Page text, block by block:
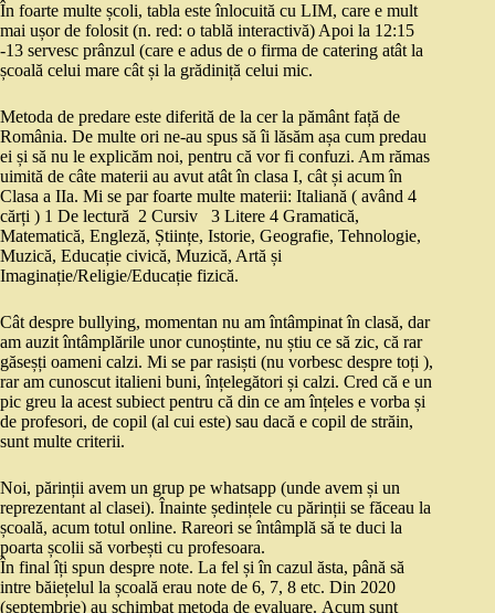
În foarte multe școli, tabla este înlocuită cu LIM, care e mult
mai ușor de folosit (n. red: o tablă interactivă) Apoi la 12:15
-13 servesc prânzul (care e adus de o firma de catering atât la
școală celui mare cât și la grădiniță celui mic.
Metoda de predare este diferită de la cer la pământ față de
România. De multe ori ne-au spus să îi lăsăm așa cum predau
ei și să nu le explicăm noi, pentru că vor fi confuzi. Am rămas
uimită de câte materii au avut atât în clasa I, cât și acum în
Clasa a IIa. Mi se par foarte multe materii: Italiană ( având 4
cărți ) 1 De lectură 2 Cursiv 3 Litere 4 Gramatică,
Matematică, Engleză, Științe, Istorie, Geografie, Tehnologie,
Muzică, Educație civică, Muzică, Artă și
Imaginație/Religie/Educație fizică.
Cât despre bullying, momentan nu am întâmpinat în clasă, dar
am auzit întâmplările unor cunoștinte, nu știu ce să zic, că rar
găseșți oameni calzi. Mi se par rasiști (nu vorbesc despre toți ),
rar am cunoscut italieni buni, înțelegători și calzi. Cred că e un
pic greu la acest subiect pentru că din ce am înțeles e vorba și
de profesori, de copil (al cui este) sau dacă e copil de străin,
sunt multe criterii.
Noi, părinții avem un grup pe whatsapp (unde avem și un
reprezentant al clasei). Înainte ședințele cu părinții se făceau la
școală, acum totul online. Rareori se întâmplă să te duci la
poarta școlii să vorbești cu profesoara.
În final îți spun despre note. La fel și în cazul ăsta, până să
intre băiețelul la școală erau note de 6, 7, 8 etc. Din 2020
(septembrie) au schimbat metoda de evaluare. Acum sunt